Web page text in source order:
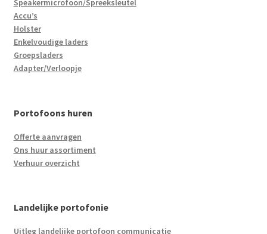
Speakermicrofoon/Spreeksleutel
Accu’s
Holster
Enkelvoudige laders
Groepsladers
Adapter/Verloopje
Portofoons huren
Offerte aanvragen
Ons huur assortiment
Verhuur overzicht
Landelijke portofonie
Uitleg landelijke portofoon communicatie